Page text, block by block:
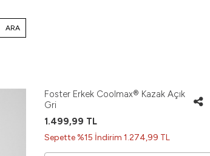
ARA
Foster Erkek Coolmax® Kazak Açık
Gri
1.499,99 TL
Sepette %15 İndirim 1.274,99 TL